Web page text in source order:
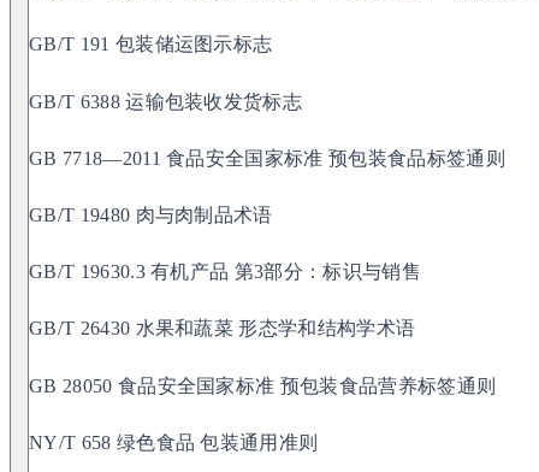
GB/T 191 包装储运图示标志
GB/T 6388 运输包装收发货标志
GB 7718—2011 食品安全国家标准 预包装食品标签通则
GB/T 19480 肉与肉制品术语
GB/T 19630.3 有机产品 第3部分：标识与销售
GB/T 26430 水果和蔬菜 形态学和结构学术语
GB 28050 食品安全国家标准 预包装食品营养标签通则
NY/T 658 绿色食品 包装通用准则